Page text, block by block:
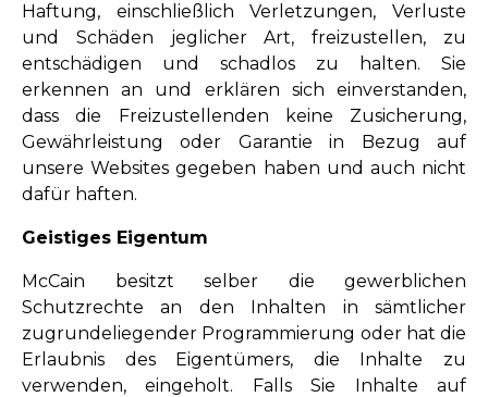
Haftung, einschließlich Verletzungen, Verluste
und Schäden jeglicher Art, freizustellen, zu
entschädigen und schadlos zu halten. Sie
erkennen an und erklären sich einverstanden,
dass die Freizustellenden keine Zusicherung,
Gewährleistung oder Garantie in Bezug auf
unsere Websites gegeben haben und auch nicht
dafür haften.
Geistiges Eigentum
McCain besitzt selber die gewerblichen
Schutzrechte an den Inhalten in sämtlicher
zugrundeliegender Programmierung oder hat die
Erlaubnis des Eigentümers, die Inhalte zu
verwenden, eingeholt. Falls Sie Inhalte auf